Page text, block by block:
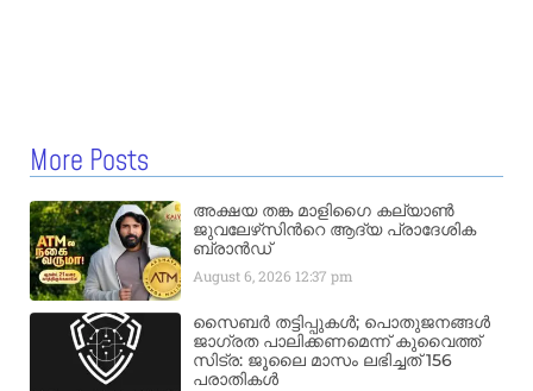
More Posts
അക്ഷയ തങ്ക മാളിഗൈ കല്യാണ്‍
ജുവലേഴ്‌സിന്‍റെ ആദ്യ പ്രാദേശിക
ബ്രാന്‍ഡ്
August 6, 2026 12:37 pm
സൈബർ തട്ടിപ്പുകൾ; പൊതുജനങ്ങൾ
ജാഗ്രത പാലിക്കണമെന്ന് കുവൈത്ത്
സിട്ര: ജൂലൈ മാസം ലഭിച്ചത് 156
പരാതികൾ